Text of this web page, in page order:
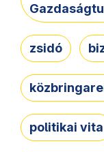
zsidó
politikai vita